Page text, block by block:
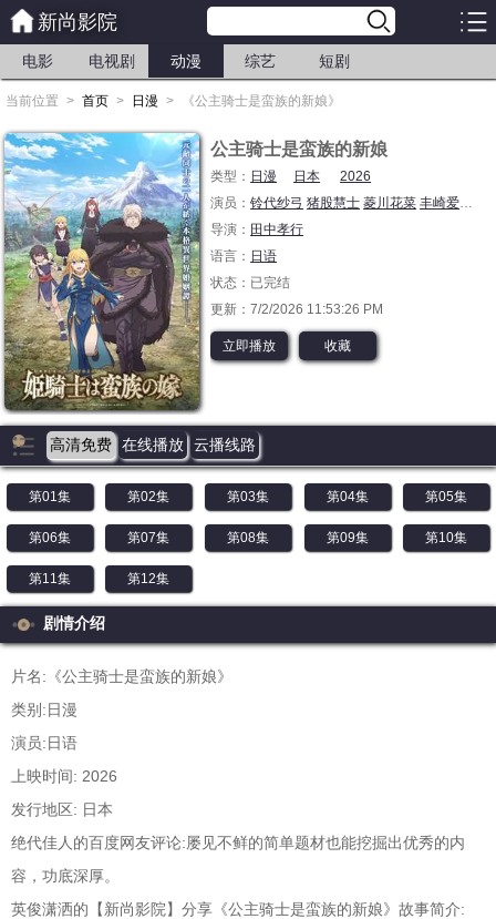
新尚影院
电影 电视剧 动漫 综艺 短剧
当前位置 > 首页 > 日漫 > 《公主骑士是蛮族的新娘》
公主骑士是蛮族的新娘
类型： 日漫 日本
2026
演员：铃代纱弓 猪股慧士 菱川花菜 丰崎爱生
导演： 田中孝行
语言： 日语
状态：已完结
更新：7/2/2026 11:53:26 PM
立即播放 收藏
高清免费 在线播放 云播线路
第01集 第02集 第03集 第04集 第05集
第06集 第07集 第08集 第09集 第10集
第11集 第12集
剧情介绍
片名:《公主骑士是蛮族的新娘》
类别:日漫
演员:日语
上映时间: 2026
发行地区: 日本
绝代佳人的百度网友评论:屡见不鲜的简单题材也能挖掘出优秀的内
容，功底深厚。
英俊潇洒的【新尚影院】分享《公主骑士是蛮族的新娘》故事简介: